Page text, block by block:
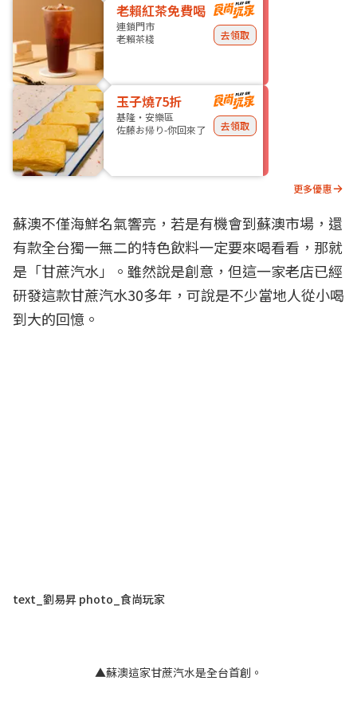
老賴紅茶免費喝
連鎖門市
老賴茶棧
去領取
玉子燒75折
基隆・安樂區
佐藤お帰り-你回來了
去領取
更多優惠
蘇澳不僅海鮮名氣響亮，若是有機會到蘇澳市場，還
有款全台獨一無二的特色飲料一定要來喝看看，那就
是「甘蔗汽水」。雖然說是創意，但這一家老店已經
研發這款甘蔗汽水30多年，可說是不少當地人從小喝
到大的回憶。
text_劉易昇 photo_食尚玩家
▲蘇澳這家甘蔗汽水是全台首創。